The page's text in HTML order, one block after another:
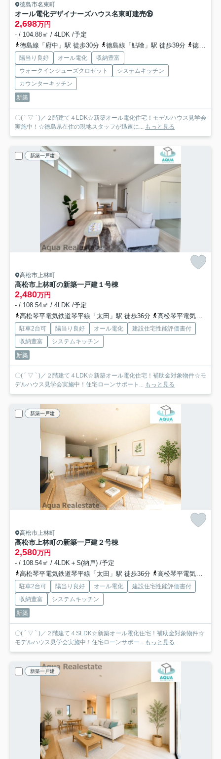
徳島市名東町
オール電化デザイナーズハウス名東町建売⑯
2,698万円
- / 104.88㎡ / 4LDK /予定
徳島線「府中」駅 徒歩30分
徳島線「鮎喰」駅 徒歩39分 徳島線「蔵本」駅 徒歩44分
陽当り良好 オール電化
収納豊富
ウォークインシューズクロゼット
システムキッチン
カウンターキッチン
新築
〇( ´ ▽ ` )／２階建て４LDK☆新築オール電化住宅！モデルハウス見学会
実施中！☆徳島県在住の現地スタッフが迅速に...
もっと見る
新築一戸建
高松市上林町
高松市上林町の新築一戸建１号棟
2,480万円
- / 108.54㎡ / 4LDK /予定
高松琴平電気鉄道琴平線「太田」駅 徒歩36分
高松琴平電気鉄道琴平線「仏生山」駅 徒歩38分
駐車2台可 陽当り良好 オール電化
建設住宅性能評価書付
収納豊富
システムキッチン
新築
〇( ´ ▽ ` )／２階建て４LDK☆新築オール電化住宅！補助金対象物件☆モ
デルハウス見学会実施中！住宅ローンサポート...
もっと見る
新築一戸建
高松市上林町
高松市上林町の新築一戸建２号棟
2,580万円
- / 108.54㎡ / 4LDK＋S(納戸) /予定
高松琴平電気鉄道琴平線「太田」駅 徒歩36分
高松琴平電気鉄道琴平線「仏生山」駅 徒歩38分
駐車2台可 陽当り良好 オール電化
建設住宅性能評価書付
収納豊富
システムキッチン
新築
〇( ´ ▽ ` )／２階建て４SLDK☆新築オール電化住宅！補助金対象物件☆
モデルハウス見学会実施中！住宅ローンサポー...
もっと見る
新築一戸建